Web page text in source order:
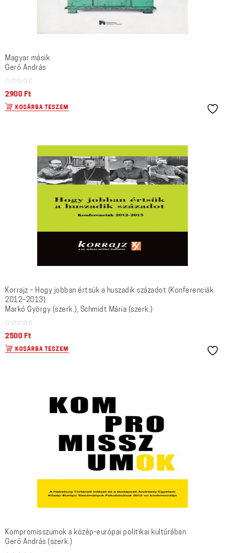
Magyar másik
Gerő András
2900 Ft
KOSÁRBA TESZEM
Korrajz – Hogy jobban értsük a huszadik századot (Konferenciák
2012–2013)
Markó György (szerk.), Schmidt Mária (szerk.)
2500 Ft
KOSÁRBA TESZEM
Kompromisszumok a közép-európai politikai kultúrában
Gerő András (szerk.)